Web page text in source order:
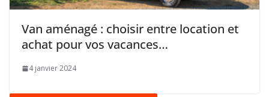
Van aménagé : choisir entre location et
achat pour vos vacances…
4 janvier 2024